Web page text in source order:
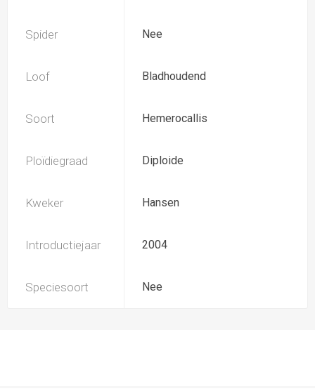
Spider Nee
Loof Bladhoudend
Soort Hemerocallis
Ploïdiegraad Diploide
Kweker Hansen
Introductiejaar 2004
Speciesoort Nee